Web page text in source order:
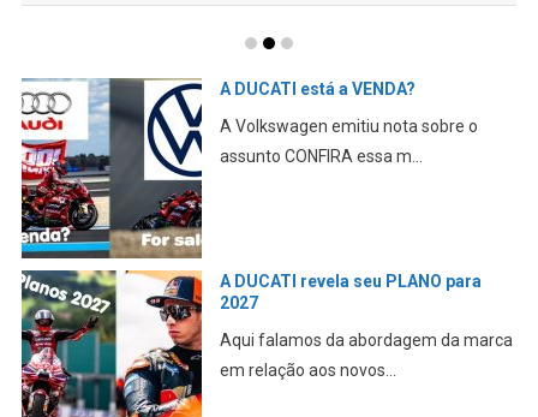
A DUCATI está a VENDA?
A Volkswagen emitiu nota sobre o
assunto CONFIRA essa m...
A DUCATI revela seu PLANO para
2027
Aqui falamos da abordagem da marca
em relação aos novos...